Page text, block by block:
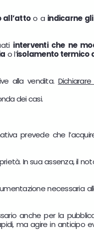
all’attoo a indicarne
interventi che ne
o l’isolamento termico
alla vendita.
dei casi.
prevede che
In sua assenza, il
necessaria
anche per la
ma agire in anticipo